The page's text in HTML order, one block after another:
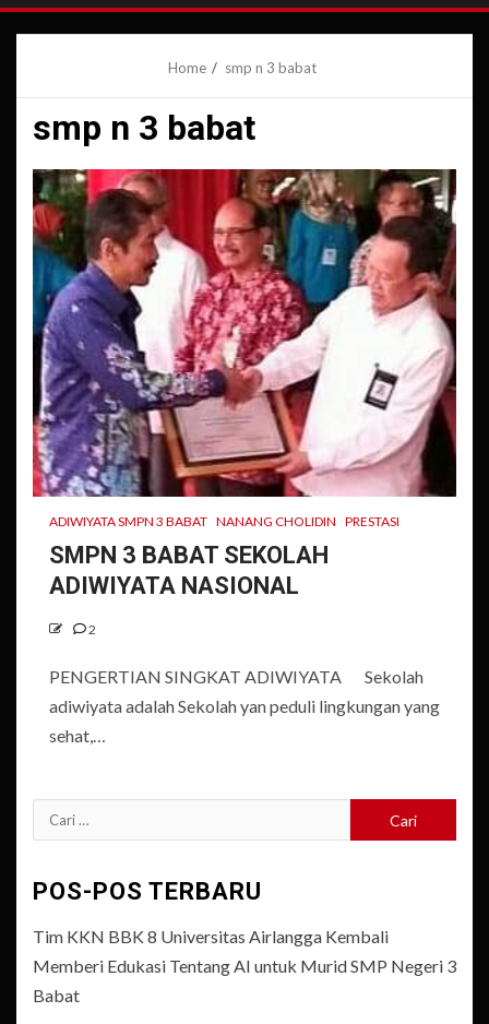
Home smp n 3 babat
smp n 3 babat
ADIWIYATA SMPN 3 BABAT NANANG CHOLIDIN PRESTASI
SMPN 3 BABAT SEKOLAH
ADIWIYATA NASIONAL
2
PENGERTIAN SINGKAT ADIWIYATA Sekolah
adiwiyata adalah Sekolah yan peduli lingkungan yang
sehat,…
Cari
untuk:
POS-POS TERBARU
Tim KKN BBK 8 Universitas Airlangga Kembali
Memberi Edukasi Tentang AI untuk Murid SMP Negeri 3
Babat